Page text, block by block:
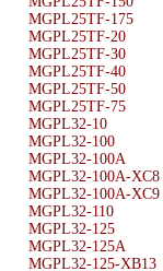
MGPL25TF-175
MGPL25TF-20
MGPL25TF-30
MGPL25TF-40
MGPL25TF-50
MGPL25TF-75
MGPL32-10
MGPL32-100
MGPL32-100A
MGPL32-100A-XC8
MGPL32-100A-XC9
MGPL32-110
MGPL32-125
MGPL32-125A
MGPL32-125-XB13